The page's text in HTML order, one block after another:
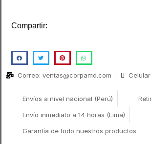
Compartir:
Correo: ventas@corpamd.com
Envíos a nivel nacional (Perú)
Envío inmediato a 14 horas (Lima)
Garantía de todo nuestros productos